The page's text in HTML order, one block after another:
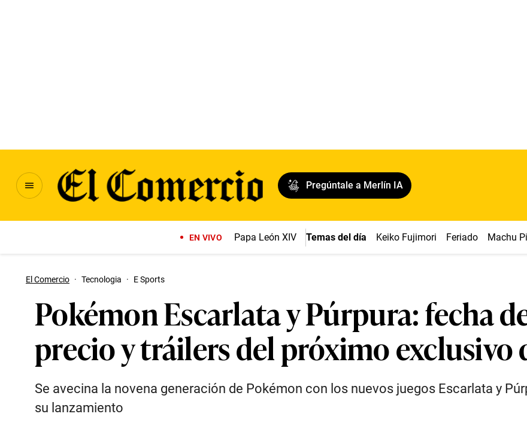
Pregúntale a Merlín IA
EN VIVO Papa León XIV Temas del día Keiko Fujimori Feriado Machu
El Comercio · Tecnologia · E Sports
Pokémon Escarlata y Púrpura: fecha
precio y tráilers del próximo exclusivo
Se avecina la novena generación de Pokémon con los nuevos juegos Escarlata y
su lanzamiento